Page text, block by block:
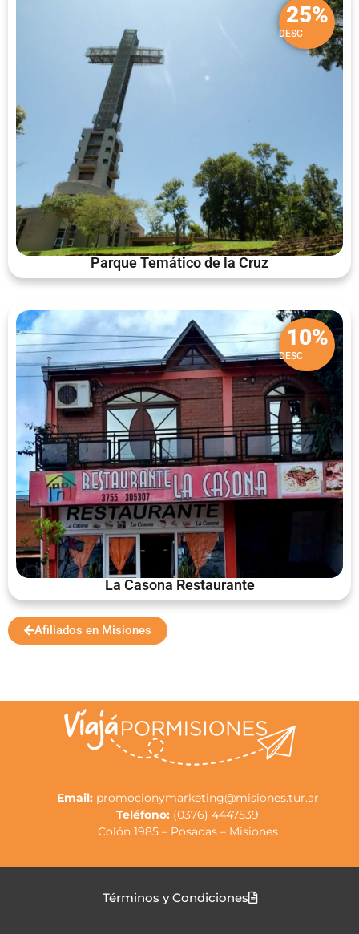
25%
DESC
Parque Temático de la Cruz
10%
DESC
La Casona Restaurante
Afiliados en Misiones
Email:promocionymarketing@misiones.tur.ar
Teléfono: (0376) 4447539
Colón 1985 – Posadas – Misiones
Términos y Condiciones